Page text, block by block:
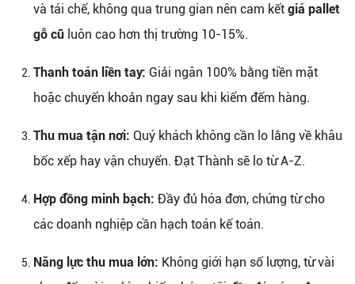
và tái chế, không qua trung gian nên cam kết giá pallet
gỗ cũ luôn cao hơn thị trường 10-15%.
Thanh toán liền tay: Giải ngân 100% bằng tiền mặt
hoặc chuyển khoản ngay sau khi kiểm đếm hàng.
Thu mua tận nơi: Quý khách không cần lo lắng về khâu
bốc xếp hay vận chuyển. Đạt Thành sẽ lo từ A-Z.
Hợp đồng minh bạch: Đầy đủ hóa đơn, chứng từ cho
các doanh nghiệp cần hạch toán kế toán.
Năng lực thu mua lớn: Không giới hạn số lượng, từ vài